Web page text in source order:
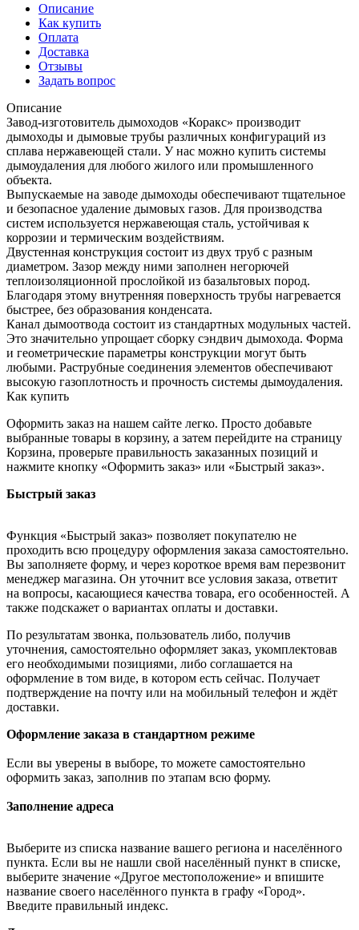
Описание
Как купить
Оплата
Доставка
Отзывы
Задать вопрос
Описание
Завод-изготовитель дымоходов «Коракс» производит
дымоходы и дымовые трубы различных конфигураций из
сплава нержавеющей стали. У нас можно купить системы
дымоудаления для любого жилого или промышленного
объекта.
Выпускаемые на заводе дымоходы обеспечивают тщательное
и безопасное удаление дымовых газов. Для производства
систем используется нержавеющая сталь, устойчивая к
коррозии и термическим воздействиям.
Двустенная конструкция состоит из двух труб с разным
диаметром. Зазор между ними заполнен негорючей
теплоизоляционной прослойкой из базальтовых пород.
Благодаря этому внутренняя поверхность трубы нагревается
быстрее, без образования конденсата.
Канал дымоотвода состоит из стандартных модульных частей.
Это значительно упрощает сборку сэндвич дымохода. Форма
и геометрические параметры конструкции могут быть
любыми. Раструбные соединения элементов обеспечивают
высокую газоплотность и прочность системы дымоудаления.
Как купить
Оформить заказ на нашем сайте легко. Просто добавьте
выбранные товары в корзину, а затем перейдите на страницу
Корзина, проверьте правильность заказанных позиций и
нажмите кнопку «Оформить заказ» или «Быстрый заказ».
Быстрый заказ
Функция «Быстрый заказ» позволяет покупателю не
проходить всю процедуру оформления заказа самостоятельно.
Вы заполняете форму, и через короткое время вам перезвонит
менеджер магазина. Он уточнит все условия заказа, ответит
на вопросы, касающиеся качества товара, его особенностей. А
также подскажет о вариантах оплаты и доставки.
По результатам звонка, пользователь либо, получив
уточнения, самостоятельно оформляет заказ, укомплектовав
его необходимыми позициями, либо соглашается на
оформление в том виде, в котором есть сейчас. Получает
подтверждение на почту или на мобильный телефон и ждёт
доставки.
Оформление заказа в стандартном режиме
Если вы уверены в выборе, то можете самостоятельно
оформить заказ, заполнив по этапам всю форму.
Заполнение адреса
Выберите из списка название вашего региона и населённого
пункта. Если вы не нашли свой населённый пункт в списке,
выберите значение «Другое местоположение» и впишите
название своего населённого пункта в графу «Город».
Введите правильный индекс.